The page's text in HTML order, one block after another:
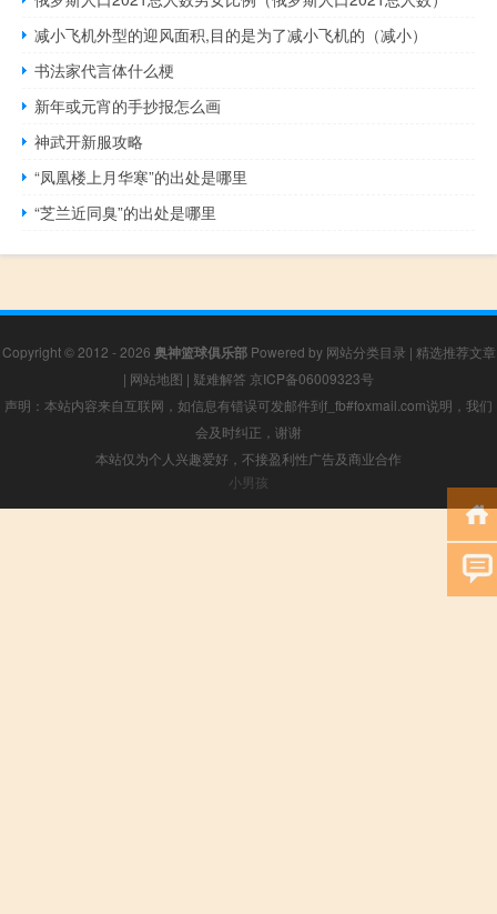
减小飞机外型的迎风面积,目的是为了减小飞机的（减小）
书法家代言体什么梗
新年或元宵的手抄报怎么画
神武开新服攻略
“凤凰楼上月华寒”的出处是哪里
“芝兰近同臭”的出处是哪里
Copyright © 2012 - 2026 奥神篮球俱乐部Powered by 网站分类目录 | 精选推荐文章
| 网站地图 | 疑难解答 京ICP备06009323号
声明：本站内容来自互联网，如信息有错误可发邮件到f_fb#foxmail.com说明，我们
会及时纠正，谢谢
本站仅为个人兴趣爱好，不接盈利性广告及商业合作
小男孩